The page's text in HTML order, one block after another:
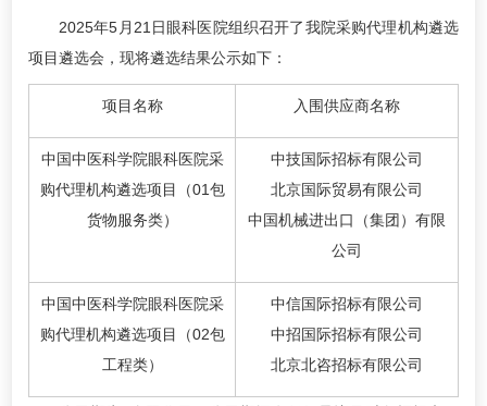
2025年5月21日眼科医院组织召开了我院采购代理机构遴选
项目遴选会，现将遴选结果公示如下：
项目名称 入围供应商名称
中国中医科学院眼科医院采
购代理机构遴选项目（01包
货物服务类）
中技国际招标有限公司
北京国际贸易有限公司
中国机械进出口（集团）有限
公司
中国中医科学院眼科医院采
购代理机构遴选项目（02包
工程类）
中信国际招标有限公司
中招国际招标有限公司
北京北咨招标有限公司